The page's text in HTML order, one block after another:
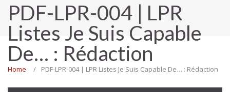
PDF-LPR-004 | LPR
Listes Je Suis Capable
De… : Rédaction
Home PDF-LPR-004 | LPR Listes Je Suis Capable De… : Rédaction